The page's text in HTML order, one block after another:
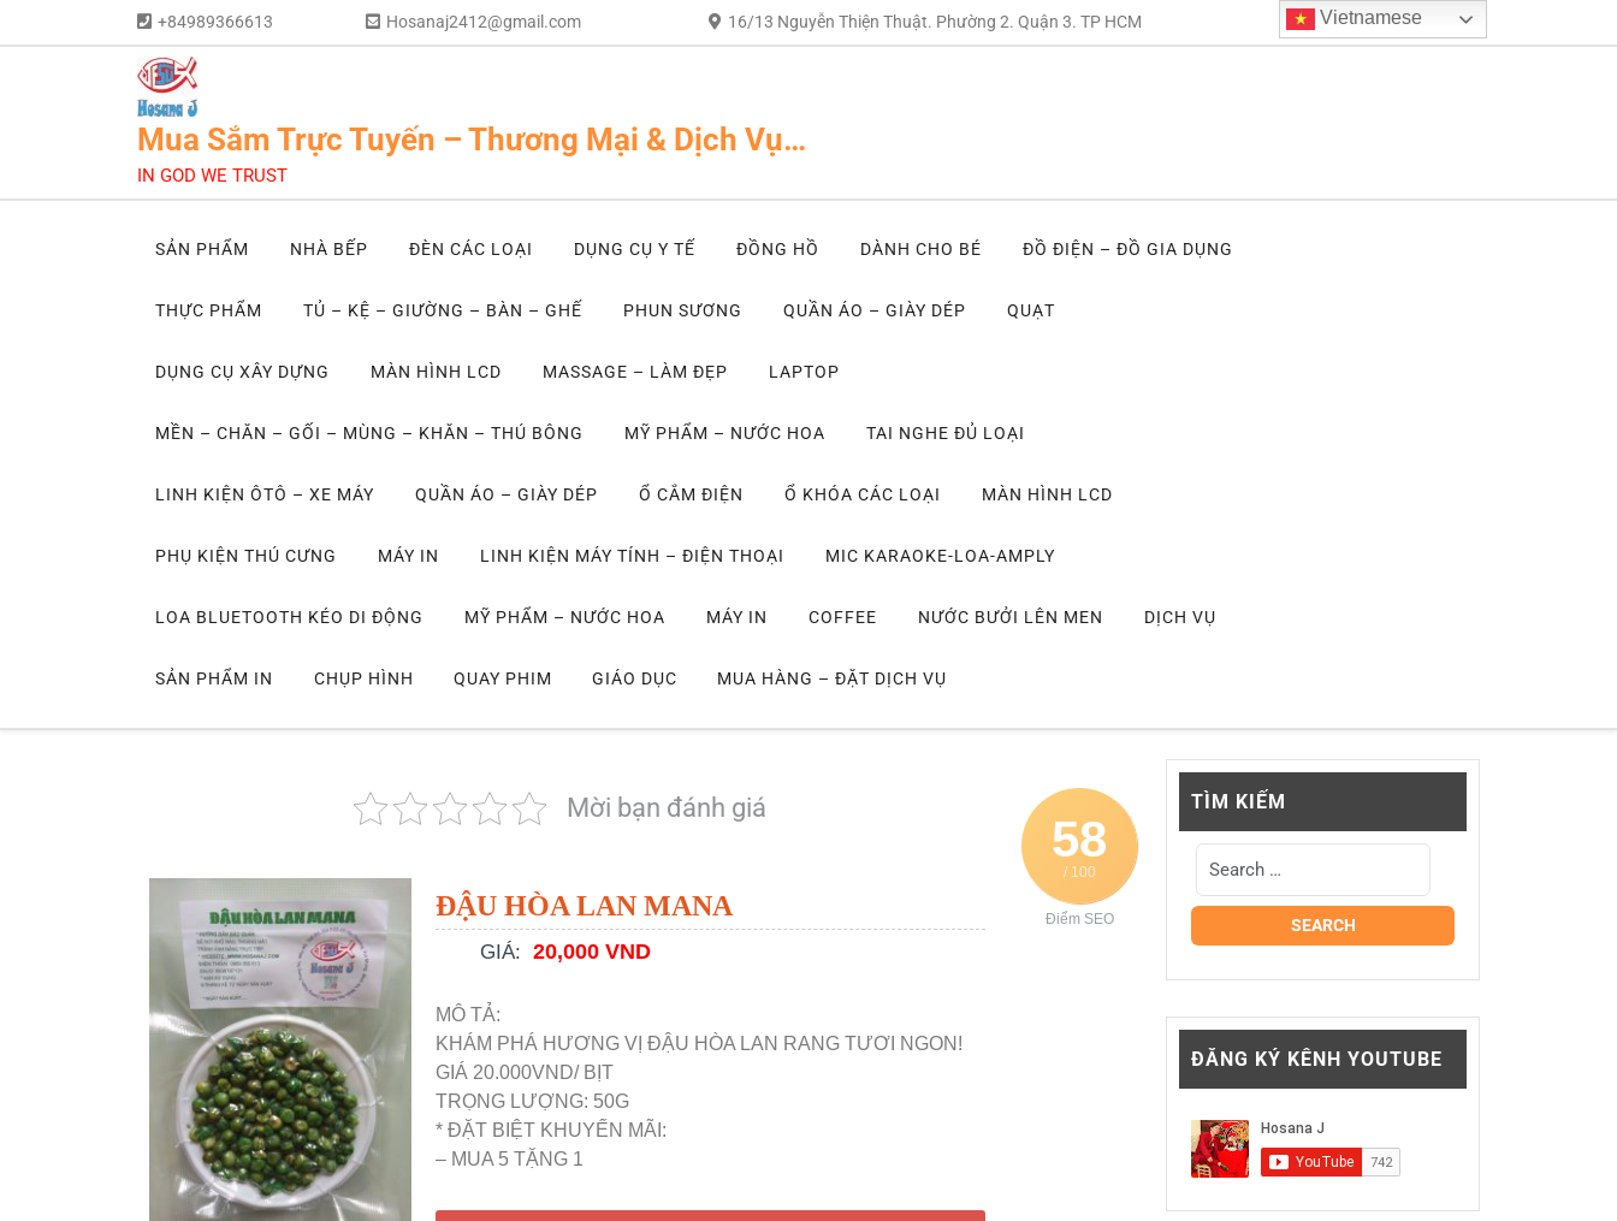
+84989366613 Hosanaj2412@gmail.com 16/13 Nguyễn Thiện Thuật. Phường 2. Quận 3. TP HCM
Mua Sắm Trực Tuyến – Thương Mại & Dịch Vụ…
IN GOD WE TRUST
SẢN PHẨM NHÀ BẾP ĐÈN CÁC LOẠI DỤNG CỤ Y TẾ ĐỒNG HỒ DÀNH CHO BÉ ĐỒ ĐIỆN – ĐỒ GIA DỤNG
THỰC PHẨM TỦ – KỆ – GIƯỜNG – BÀN – GHẾ PHUN SƯƠNG QUẦN ÁO – GIÀY DÉP QUẠT
DỤNG CỤ XÂY DỰNG MÀN HÌNH LCD MASSAGE – LÀM ĐẸP LAPTOP
MỀN – CHĂN – GỐI – MÙNG – KHĂN – THÚ BÔNG MỸ PHẨM – NƯỚC HOA TAI NGHE ĐỦ LOẠI
LINH KIỆN ÔTÔ – XE MÁY QUẦN ÁO – GIÀY DÉP Ổ CẮM ĐIỆN Ổ KHÓA CÁC LOẠI MÀN HÌNH LCD
PHỤ KIỆN THÚ CƯNG MÁY IN LINH KIỆN MÁY TÍNH – ĐIỆN THOẠI MIC KARAOKE-LOA-AMPLY
LOA BLUETOOTH KÉO DI ĐỘNG MỸ PHẨM – NƯỚC HOA MÁY IN COFFEE NƯỚC BƯỞI LÊN MEN DỊCH VỤ
SẢN PHẨM IN CHỤP HÌNH QUAY PHIM GIÁO DỤC MUA HÀNG – ĐẶT DỊCH VỤ
58
/ 100
Điểm SEO
Mời bạn đánh giá
ĐẬU HÒA LAN MANA
GIÁ:20,000 VND
MÔ TẢ:
KHÁM PHÁ HƯƠNG VỊ ĐẬU HÒA LAN RANG TƯƠI NGON!
GIÁ 20.000VND/ BỊT
TRỌNG LƯỢNG: 50G
* ĐẶT BIỆT KHUYẾN MÃI:
– MUA 5 TẶNG 1
TÌM KIẾM
ĐĂNG KÝ KÊNH YOUTUBE
Vietnamese